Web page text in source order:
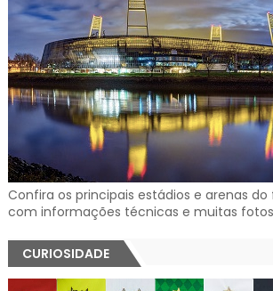
Confira os principais estádios e arenas
com informações técnicas e muitas fotos
CURIOSIDADE